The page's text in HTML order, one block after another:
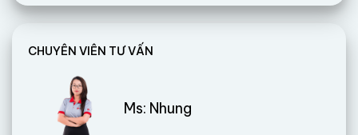
CHUYÊN VIÊN TƯ VẤN
Ms: Nhung